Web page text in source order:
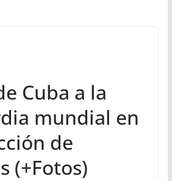
Cuba a la
mundial en
de
(+Fotos)